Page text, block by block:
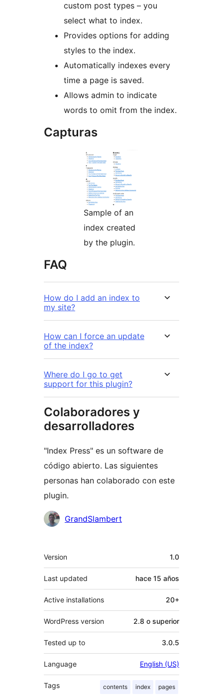
custom post types – you
select what to index.
Provides options for adding
styles to the index.
Automatically indexes every
time a page is saved.
Allows admin to indicate
words to omit from the index.
Capturas
Sample of an
index created
by the plugin.
FAQ
How do I add an index to
my site?
How can I force an update
of the index?
Where do I go to get
support for this plugin?
Colaboradores y
desarrolladores
"Index Press" es un software de
código abierto. Las siguientes
personas han colaborado con este
plugin.
Colaboradores
GrandSlambert
Meta
Version 1.0
Last updated hace 15 años
Active installations 20+
WordPress version 2.8 o superior
Tested up to 3.0.5
Language English (US)
Tags contents index pages